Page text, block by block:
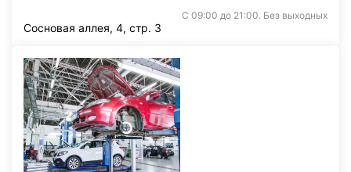
С 09:00 до 21:00. Без выходных
Сосновая аллея, 4, стр. 3